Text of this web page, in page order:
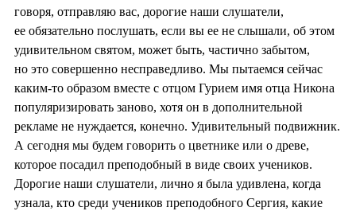
говоря, отправляю вас, дорогие наши слушатели,
ее обязательно послушать, если вы ее не слышали, об этом
удивительном святом, может быть, частично забытом,
но это совершенно несправедливо. Мы пытаемся сейчас
каким-то образом вместе с отцом Гурием имя отца Никона
популяризировать заново, хотя он в дополнительной
рекламе не нуждается, конечно. Удивительный подвижник.
А сегодня мы будем говорить о цветнике или о древе,
которое посадил преподобный в виде своих учеников.
Дорогие наши слушатели, лично я была удивлена, когда
узнала, кто среди учеников преподобного Сергия, какие